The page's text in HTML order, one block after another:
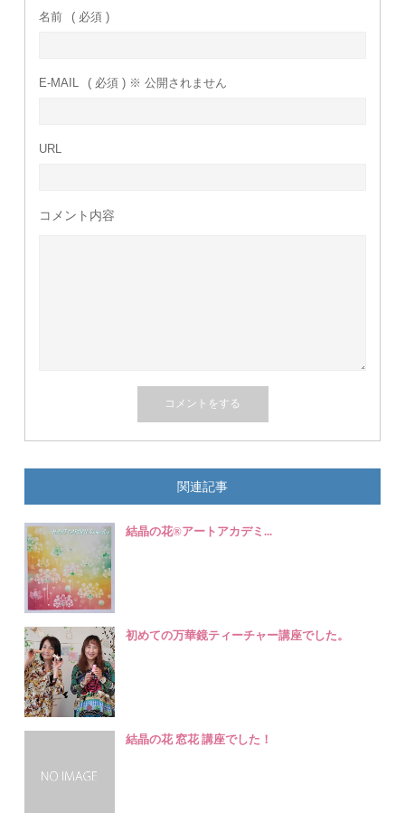
名前 ( 必須 )
E-MAIL ( 必須 ) ※ 公開されません
URL
コメント内容
関連記事
結晶の花®️アートアカデミ...
初めての万華鏡ティーチャー講座でした。
結晶の花 窓花 講座でした！